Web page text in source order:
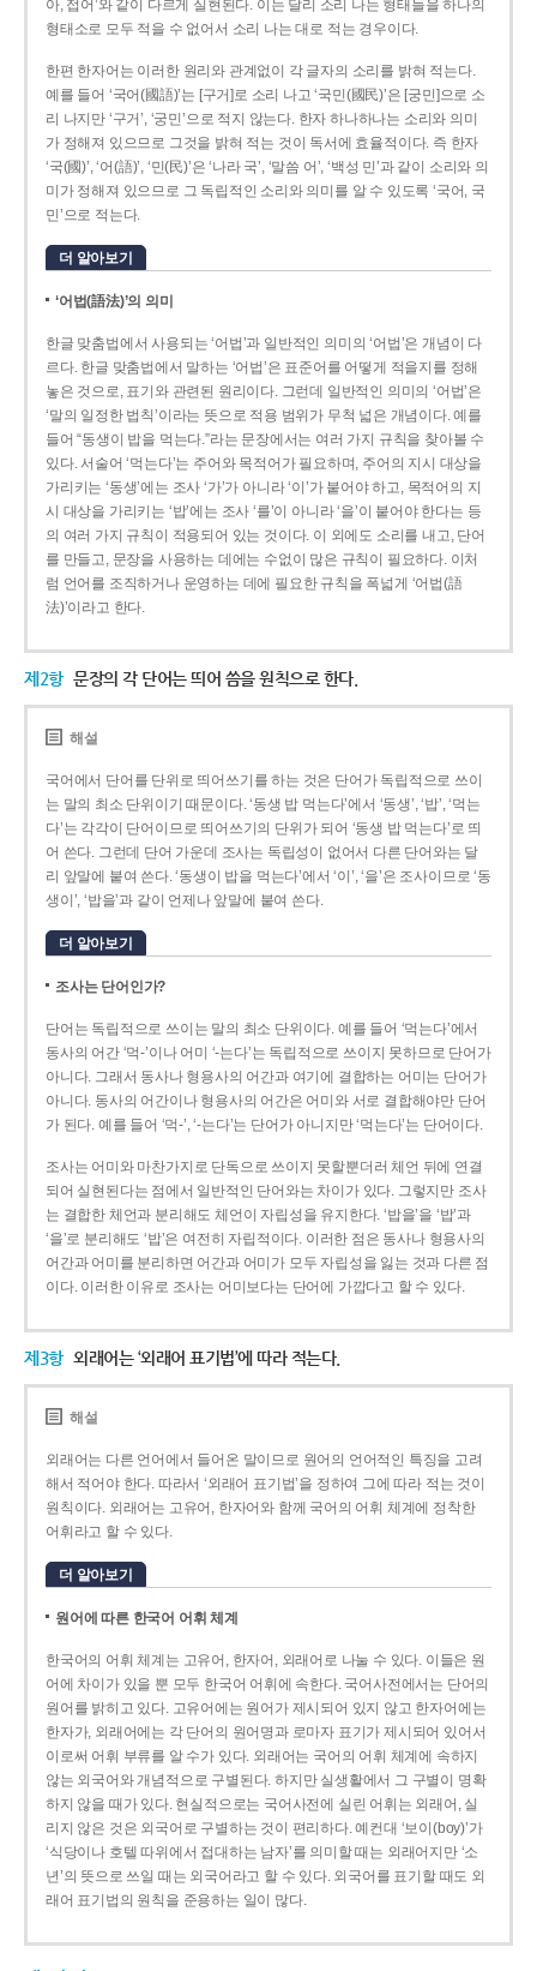
아, 접어’와 같이 다르게 실현된다. 이는 달리 소리 나는 형태들을 하나의
형태소로 모두 적을 수 없어서 소리 나는 대로 적는 경우이다.
한편 한자어는 이러한 원리와 관계없이 각 글자의 소리를 밝혀 적는다.
예를 들어 ‘국어(國語)’는 [구거]로 소리 나고 ‘국민(國民)’은 [궁민]으로 소
리 나지만 ‘구거’, ‘궁민’으로 적지 않는다. 한자 하나하나는 소리와 의미
가 정해져 있으므로 그것을 밝혀 적는 것이 독서에 효율적이다. 즉 한자
‘국(國)’, ‘어(語)’, ‘민(民)’은 ‘나라 국’, ‘말씀 어’, ‘백성 민’과 같이 소리와 의
미가 정해져 있으므로 그 독립적인 소리와 의미를 알 수 있도록 ‘국어, 국
민’으로 적는다.
더 알아보기
‘어법(語法)’의 의미
한글 맞춤법에서 사용되는 ‘어법’과 일반적인 의미의 ‘어법’은 개념이 다
르다. 한글 맞춤법에서 말하는 ‘어법’은 표준어를 어떻게 적을지를 정해
놓은 것으로, 표기와 관련된 원리이다. 그런데 일반적인 의미의 ‘어법’은
‘말의 일정한 법칙’이라는 뜻으로 적용 범위가 무척 넓은 개념이다. 예를
들어 “동생이 밥을 먹는다.”라는 문장에서는 여러 가지 규칙을 찾아볼 수
있다. 서술어 ‘먹는다’는 주어와 목적어가 필요하며, 주어의 지시 대상을
가리키는 ‘동생’에는 조사 ‘가’가 아니라 ‘이’가 붙어야 하고, 목적어의 지
시 대상을 가리키는 ‘밥’에는 조사 ‘를’이 아니라 ‘을’이 붙어야 한다는 등
의 여러 가지 규칙이 적용되어 있는 것이다. 이 외에도 소리를 내고, 단어
를 만들고, 문장을 사용하는 데에는 수없이 많은 규칙이 필요하다. 이처
럼 언어를 조직하거나 운영하는 데에 필요한 규칙을 폭넓게 ‘어법(語
法)’이라고 한다.
제2항 문장의 각 단어는 띄어 씀을 원칙으로 한다.
해설
국어에서 단어를 단위로 띄어쓰기를 하는 것은 단어가 독립적으로 쓰이
는 말의 최소 단위이기 때문이다. ‘동생 밥 먹는다’에서 ‘동생’, ‘밥’, ‘먹는
다’는 각각이 단어이므로 띄어쓰기의 단위가 되어 ‘동생 밥 먹는다’로 띄
어 쓴다. 그런데 단어 가운데 조사는 독립성이 없어서 다른 단어와는 달
리 앞말에 붙여 쓴다. ‘동생이 밥을 먹는다’에서 ‘이’, ‘을’은 조사이므로 ‘동
생이’, ‘밥을’과 같이 언제나 앞말에 붙여 쓴다.
더 알아보기
조사는 단어인가?
단어는 독립적으로 쓰이는 말의 최소 단위이다. 예를 들어 ‘먹는다’에서
동사의 어간 ‘먹-­’이나 어미 ‘­-는다’는 독립적으로 쓰이지 못하므로 단어가
아니다. 그래서 동사나 형용사의 어간과 여기에 결합하는 어미는 단어가
아니다. 동사의 어간이나 형용사의 어간은 어미와 서로 결합해야만 단어
가 된다. 예를 들어 ‘먹-’, ‘-는다’는 단어가 아니지만 ‘먹는다’는 단어이다.
조사는 어미와 마찬가지로 단독으로 쓰이지 못할뿐더러 체언 뒤에 연결
되어 실현된다는 점에서 일반적인 단어와는 차이가 있다. 그렇지만 조사
는 결합한 체언과 분리해도 체언이 자립성을 유지한다. ‘밥을’을 ‘밥’과
‘을’로 분리해도 ‘밥’은 여전히 자립적이다. 이러한 점은 동사나 형용사의
어간과 어미를 분리하면 어간과 어미가 모두 자립성을 잃는 것과 다른 점
이다. 이러한 이유로 조사는 어미보다는 단어에 가깝다고 할 수 있다.
제3항 외래어는 ‘외래어 표기법’에 따라 적는다.
해설
외래어는 다른 언어에서 들어온 말이므로 원어의 언어적인 특징을 고려
해서 적어야 한다. 따라서 ‘외래어 표기법’을 정하여 그에 따라 적는 것이
원칙이다. 외래어는 고유어, 한자어와 함께 국어의 어휘 체계에 정착한
어휘라고 할 수 있다.
더 알아보기
원어에 따른 한국어 어휘 체계
한국어의 어휘 체계는 고유어, 한자어, 외래어로 나눌 수 있다. 이들은 원
어에 차이가 있을 뿐 모두 한국어 어휘에 속한다. 국어사전에서는 단어의
원어를 밝히고 있다. 고유어에는 원어가 제시되어 있지 않고 한자어에는
한자가, 외래어에는 각 단어의 원어명과 로마자 표기가 제시되어 있어서
이로써 어휘 부류를 알 수가 있다. 외래어는 국어의 어휘 체계에 속하지
않는 외국어와 개념적으로 구별된다. 하지만 실생활에서 그 구별이 명확
하지 않을 때가 있다. 현실적으로는 국어사전에 실린 어휘는 외래어, 실
리지 않은 것은 외국어로 구별하는 것이 편리하다. 예컨대 ‘보이(boy)’가
‘식당이나 호텔 따위에서 접대하는 남자’를 의미할 때는 외래어지만 ‘소
년’의 뜻으로 쓰일 때는 외국어라고 할 수 있다. 외국어를 표기할 때도 외
래어 표기법의 원칙을 준용하는 일이 많다.